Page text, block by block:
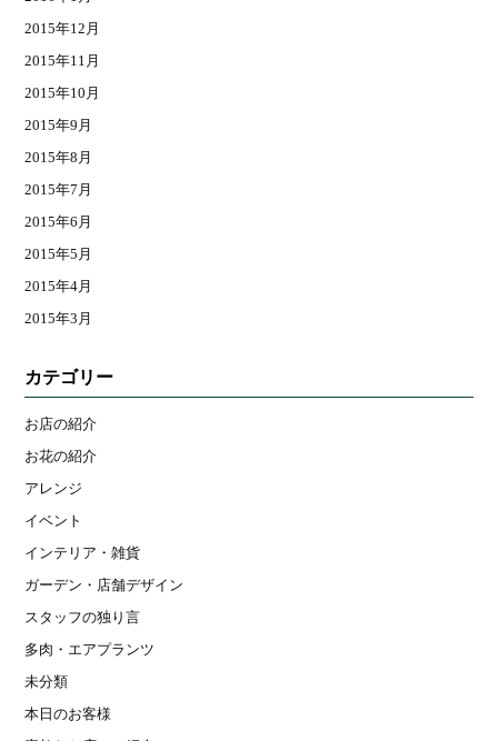
2015年12月
2015年11月
2015年10月
2015年9月
2015年8月
2015年7月
2015年6月
2015年5月
2015年4月
2015年3月
カテゴリー
お店の紹介
お花の紹介
アレンジ
イベント
インテリア・雑貨
ガーデン・店舗デザイン
スタッフの独り言
多肉・エアプランツ
未分類
本日のお客様